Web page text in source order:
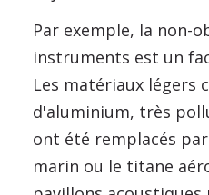
Par exemple, la non-
instruments est un
Les matériaux légers
d'aluminium, très
ont été remplacés
marin ou le titane